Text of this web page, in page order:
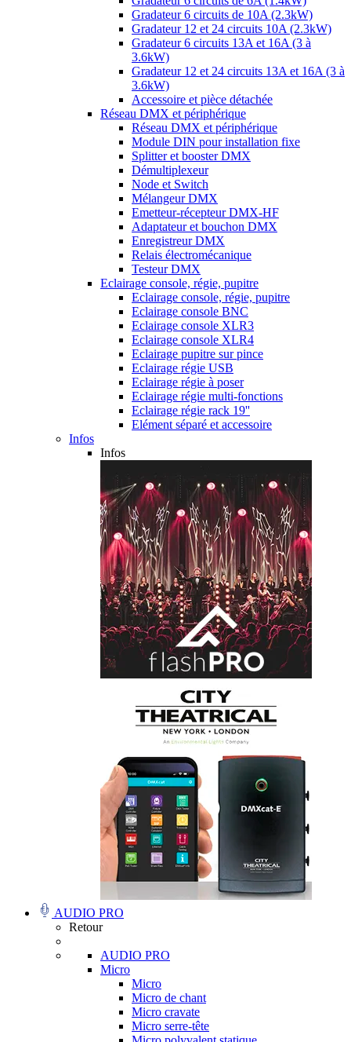
Gradateur 6 circuits de 10A (2.3kW)
Gradateur 12 et 24 circuits 10A (2.3kW)
Gradateur 6 circuits 13A et 16A (3 à
3.6kW)
Gradateur 12 et 24 circuits 13A et 16A (3 à
3.6kW)
Accessoire et pièce détachée
Réseau DMX et périphérique
Réseau DMX et périphérique
Module DIN pour installation fixe
Splitter et booster DMX
Démultiplexeur
Node et Switch
Mélangeur DMX
Emetteur-récepteur DMX-HF
Adaptateur et bouchon DMX
Enregistreur DMX
Relais électromécanique
Testeur DMX
Eclairage console, régie, pupitre
Eclairage console, régie, pupitre
Eclairage console BNC
Eclairage console XLR3
Eclairage console XLR4
Eclairage pupitre sur pince
Eclairage régie USB
Eclairage régie à poser
Eclairage régie multi-fonctions
Eclairage régie rack 19''
Elément séparé et accessoire
Infos
Infos
AUDIO PRO
Retour
AUDIO PRO
Micro
Micro
Micro de chant
Micro cravate
Micro serre-tête